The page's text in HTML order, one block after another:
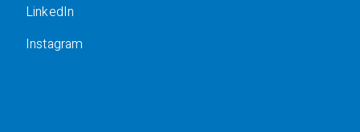
LinkedIn
Instagram